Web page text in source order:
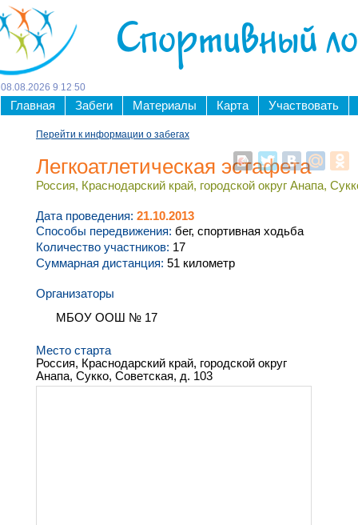
Спортивный
08 08 2026 9:12:50
Главная Забеги Материалы Карта Участвовать
Перейти к информации о забегах
Легкоатлетическая эстафета
Россия, Краснодарский край, городской округ Анапа,
Дата проведения: 21.10.2013
Способы передвижения: бег, спортивная ходьба
Количество участников: 17
Суммарная дистанция: 51 километр
Организаторы
МБОУ ООШ № 17
Место старта
Россия, Краснодарский край, городской округ
Анапа, Сукко, Советская, д. 103